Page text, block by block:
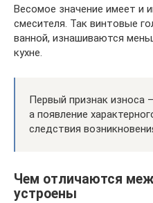
Весомое значение имеет и
смесителя. Так винтовые
ванной, изнашиваются
кухне.
Первый признак износа
а появление
следствия
Чем отличаются
устроены